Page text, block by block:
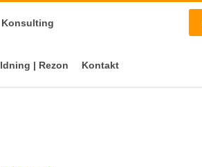
Konsulting
| Rezon Kontakt